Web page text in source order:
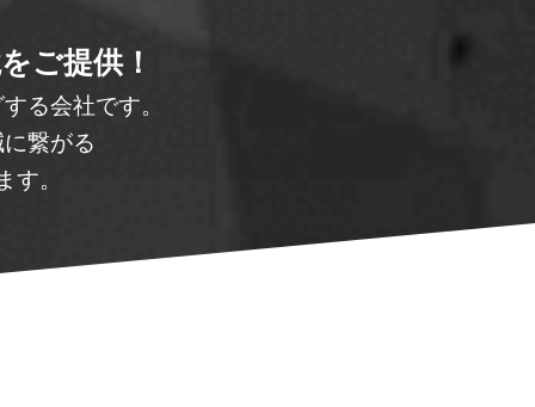
ご提供！
る会社です。
繋がる
。